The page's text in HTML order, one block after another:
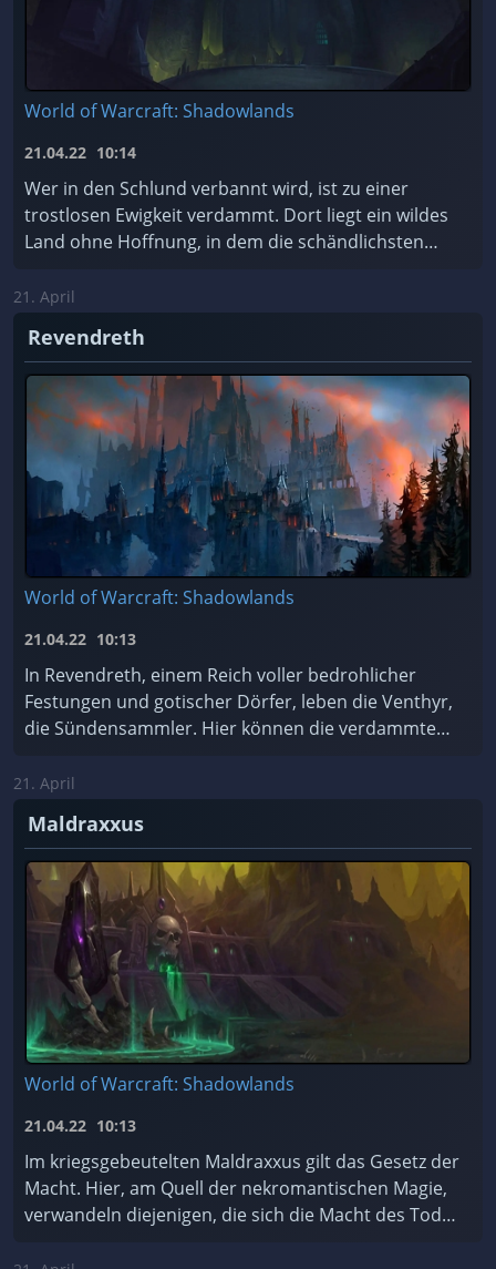
World of Warcraft: Shadowlands
21.04.22 10:14
Wer in den Schlund verbannt wird, ist zu einer
trostlosen Ewigkeit verdammt. Dort liegt ein wildes
Land ohne Hoffnung, in dem die schändlichsten
Soll ...
21. April
Revendreth
World of Warcraft: Shadowlands
21.04.22 10:13
In Revendreth, einem Reich voller bedrohlicher
Festungen und gotischer Dörfer, leben die Venthyr,
die Sündensammler. Hier können die verdammten
...
21. April
Maldraxxus
World of Warcraft: Shadowlands
21.04.22 10:13
Im kriegsgebeutelten Maldraxxus gilt das Gesetz der
Macht. Hier, am Quell der nekromantischen Magie,
verwandeln diejenigen, die sich die Macht des Todes